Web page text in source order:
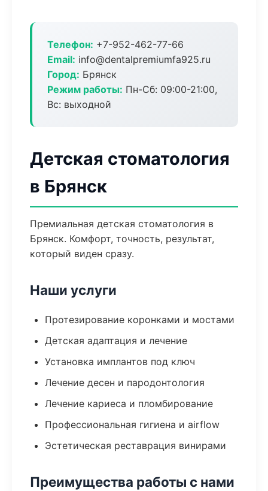
Телефон: +7-952-462-77-66
Email: info@dentalpremiumfa925.ru
Город: Брянск
Режим работы: Пн-Сб: 09:00-21:00,
Вс: выходной
Детская стоматология
в Брянск
Премиальная детская стоматология в
Брянск. Комфорт, точность, результат,
который виден сразу.
Наши услуги
Протезирование коронками и мостами
Детская адаптация и лечение
Установка имплантов под ключ
Лечение десен и пародонтология
Лечение кариеса и пломбирование
Профессиональная гигиена и airflow
Эстетическая реставрация винирами
Преимущества работы с нами